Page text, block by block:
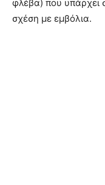
φλέβα) που υπάρχει
σχέση με εμβόλια.